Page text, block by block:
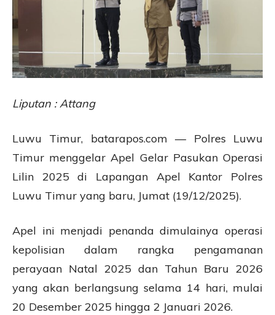
Liputan : Attang
Luwu Timur, batarapos.com — Polres Luwu
Timur menggelar Apel Gelar Pasukan Operasi
Lilin 2025 di Lapangan Apel Kantor Polres
Luwu Timur yang baru, Jumat (19/12/2025).
Apel ini menjadi penanda dimulainya operasi
kepolisian dalam rangka pengamanan
perayaan Natal 2025 dan Tahun Baru 2026
yang akan berlangsung selama 14 hari, mulai
20 Desember 2025 hingga 2 Januari 2026.